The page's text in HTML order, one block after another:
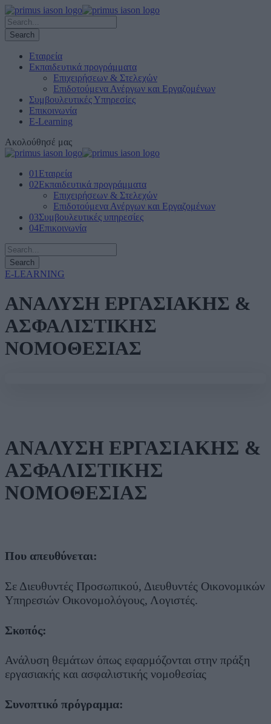
Εταιρεία
Εκπαιδευτικά προγράμματα
Επιχειρήσεων & Στελεχών
Επιδοτούμενα Ανέργων και Εργαζομένων
Συμβουλευτικές Υπηρεσίες
Επικοινωνία
E-Learning
Ακολούθησέ μας
01 Εταιρεία
02Εκπαιδευτικά προγράμματα
Επιχειρήσεων & Στελεχών
Επιδοτούμενα Ανέργων και Εργαζομένων
03Συμβουλευτικές υπηρεσίες
04Επικοινωνία
E-LEARNING
ΑΝΑΛΥΣΗ ΕΡΓΑΣΙΑΚΗΣ &
ΑΣΦΑΛΙΣΤΙΚΗΣ
ΝΟΜΟΘΕΣΙΑΣ
ΑΝΑΛΥΣΗ ΕΡΓΑΣΙΑΚΗΣ &
ΑΣΦΑΛΙΣΤΙΚΗΣ
ΝΟΜΟΘΕΣΙΑΣ
Που απευθύνεται:
Σε Διευθυντές Προσωπικού, Διευθυντές Οικονομικών
Υπηρεσιών Οικονομολόγους, Λογιστές.
Σκοπός:
Ανάλυση θεμάτων όπως εφαρμόζονται στην πράξη
εργασιακής και ασφαλιστικής νομοθεσίας
Συνοπτικό πρόγραμμα: